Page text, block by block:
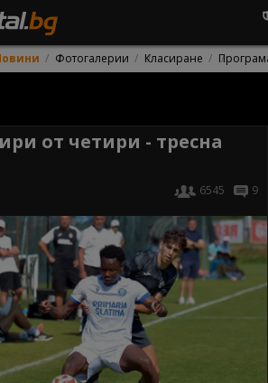
Фотогалерии Класиране
от четири - тресна
6545 9